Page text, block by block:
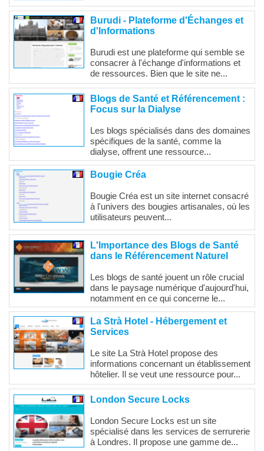
Burudi - Plateforme d'Échanges et
d'Informations
Burudi est une plateforme qui semble se
consacrer à l'échange d'informations et
de ressources. Bien que le site ne...
Blogs de Santé et Référencement :
Focus sur la Dialyse
Les blogs spécialisés dans des domaines
spécifiques de la santé, comme la
dialyse, offrent une ressource...
Bougie Créa
Bougie Créa est un site internet consacré
à l'univers des bougies artisanales, où les
utilisateurs peuvent...
L'Importance des Blogs de Santé
dans le Référencement Naturel
Les blogs de santé jouent un rôle crucial
dans le paysage numérique d'aujourd'hui,
notamment en ce qui concerne le...
La Strà Hotel - Hébergement et
Services
Le site La Strà Hotel propose des
informations concernant un établissement
hôtelier. Il se veut une ressource pour...
London Secure Locks
London Secure Locks est un site
spécialisé dans les services de serrurerie
à Londres. Il propose une gamme de...